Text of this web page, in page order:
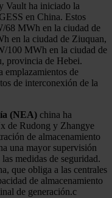
Vault ha iniciado la
en China. Estos
68 MWh en la ciudad de
en la ciudad de Ziuquan,
100 MWh en la ciudad de
provincia de Hebei.
emplazamientos de
de interconexión de la
(NEA) china ha
de Rudong y Zhangye
de almacenamiento
una mayor supervisión
medidas de seguridad.
que obliga a las centrales
de almacenamiento
de generación.c